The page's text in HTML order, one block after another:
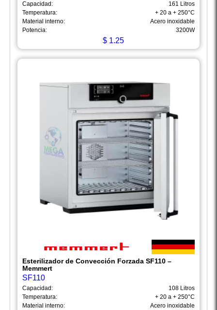
Capacidad:
161 Litros
Temperatura:
+ 20 a + 250°C
Material interno:
Acero inoxidable
Potencia:
3200W
$ 1.25
Esterilizador de Convección Forzada SF110 –
Memmert
SF110
Capacidad:
108 Litros
Temperatura:
+ 20 a + 250°C
Material interno:
Acero inoxidable